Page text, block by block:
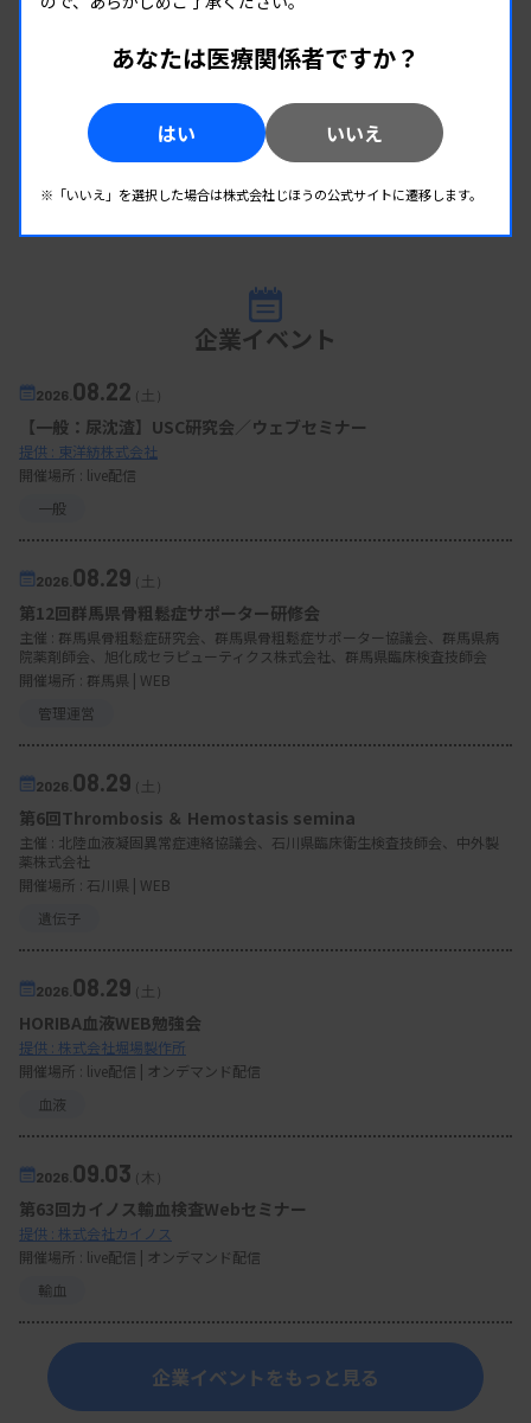
企業イベント
2026. 08.22（土）
【一般：尿沈渣】USC研究会／ウェブセミナー
提供 : 東洋紡株式会社
開催場所 : live配信
一般
2026. 08.29 （土）
第12回群馬県骨粗鬆症サポーター研修会
主催 : 群馬県骨粗鬆症研究会、群馬県骨粗鬆症サポーター協議会、群馬県病
院薬剤師会、旭化成セラピューティクス株式会社、群馬県臨床検査技師会
開催場所 : 群馬県 | WEB
管理運営
2026. 08.29 （土）
第6回Thrombosis ＆ Hemostasis semina
主催 : 北陸血液凝固異常症連絡協議会、石川県臨床衛生検査技師会、中外製
薬株式会社
開催場所 : 石川県 | WEB
遺伝子
2026. 08.29 （土）
HORIBA血液WEB勉強会
提供 : 株式会社堀場製作所
開催場所 : live配信 | オンデマンド配信
血液
2026. 09.03（木）
第63回カイノス輸血検査Webセミナー
提供 : 株式会社カイノス
開催場所 : live配信 | オンデマンド配信
輸血
企業イベントをもっと見る
あなたは医療関係者ですか？
はい いいえ
※「いいえ」を選択した場合は株式会社じほうの公式サイトに遷移します。